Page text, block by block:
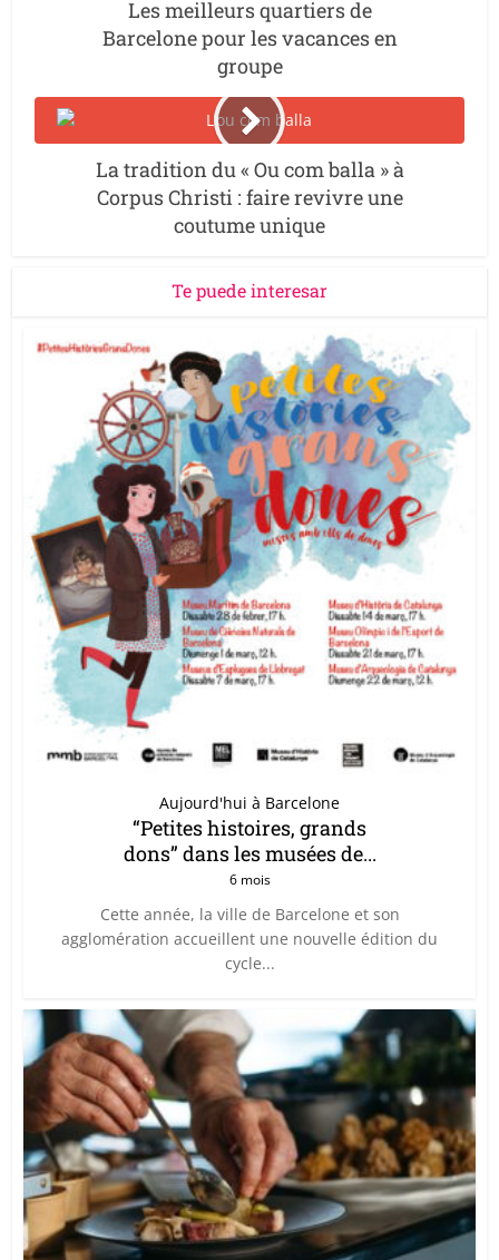
Les meilleurs quartiers de
Barcelone pour les vacances en
groupe
La tradition du « Ou com balla » à
Corpus Christi : faire revivre une
coutume unique
Te puede interesar
Aujourd'hui à Barcelone
“Petites histoires, grands
dons” dans les musées de...
6 mois
Cette année, la ville de Barcelone et son
agglomération accueillent une nouvelle édition du
cycle...